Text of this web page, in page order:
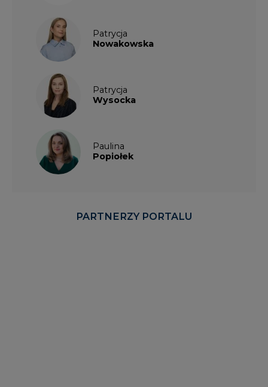
Patrycja
Nowakowska
Patrycja
Wysocka
Paulina
Popiołek
PARTNERZY PORTALU